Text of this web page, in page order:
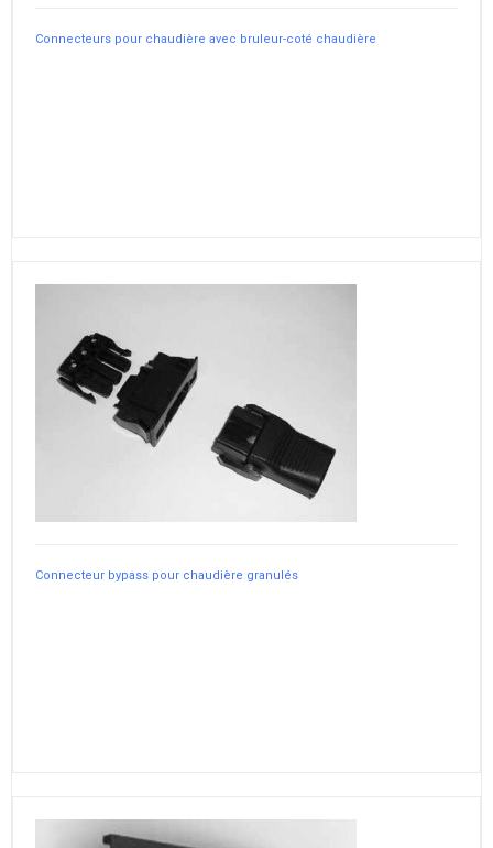
Connecteurs pour chaudière avec bruleur-coté chaudière
Connecteur bypass pour chaudière granulés